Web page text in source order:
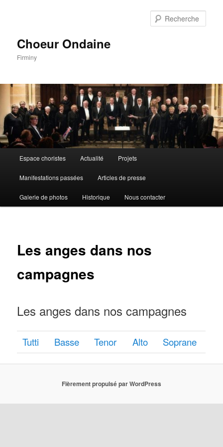
Choeur Ondaine
Firminy
principal
Espace choristes Actualité Projets
Manifestations passées Articles de presse
Galerie de photos Historique Nous contacter
Les anges dans nos
campagnes
Les anges dans nos campagnes
Tutti Basse Tenor Alto Soprane
Fièrement propulsé par WordPress